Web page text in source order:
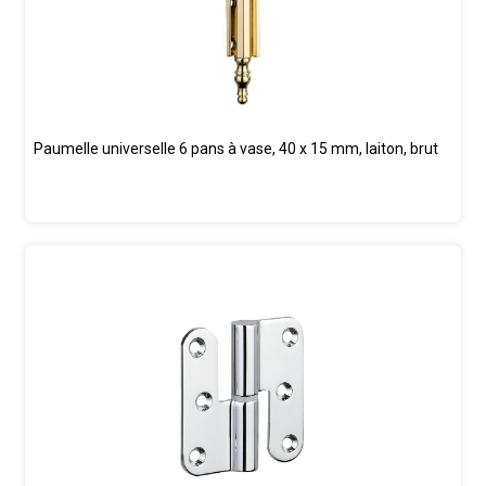
Paumelle universelle 6 pans à vase, 40 x 15 mm, laiton, brut